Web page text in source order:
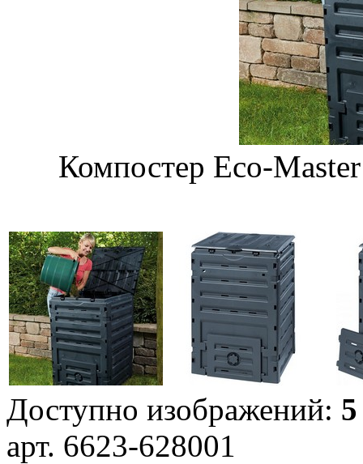
Компостер Eco-
Доступно изображений: 5
арт. 6623-628001